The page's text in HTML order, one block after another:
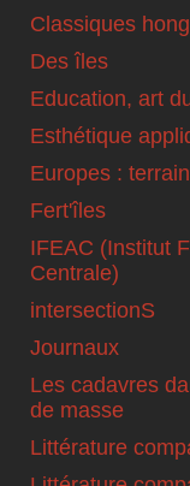
Classiques
Des îles
Education, art
Esthétique
Europes :
Fert'îles
IFEAC (Institut
Centrale)
intersectionS
Journaux
Les cadavres
de masse
Littérature